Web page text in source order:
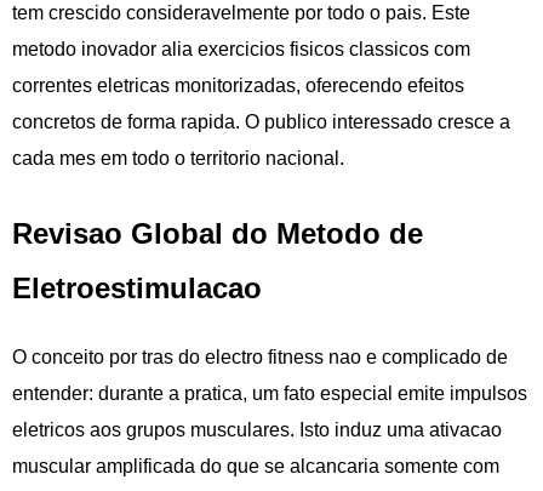
tem crescido consideravelmente por todo o pais. Este
metodo inovador alia exercicios fisicos classicos com
correntes eletricas monitorizadas, oferecendo efeitos
concretos de forma rapida. O publico interessado cresce a
cada mes em todo o territorio nacional.
Revisao Global do Metodo de
Eletroestimulacao
O conceito por tras do electro fitness nao e complicado de
entender: durante a pratica, um fato especial emite impulsos
eletricos aos grupos musculares. Isto induz uma ativacao
muscular amplificada do que se alcancaria somente com